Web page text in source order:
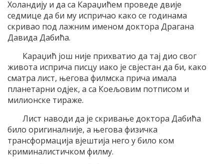
Холандију и да са Караџићем проведе двије
седмице да би му испричао како се годинама
скривао под лажним именом доктора Драгана
Давида Дабића.
Караџић још није прихватио да тај дио свог
живота исприча писцу иако је свјестан да би, како
сматра лист, његова филмска прича имала
планетарни одјек, а са Коељовим потписом и
милионске тираже.
Лист наводи да је скривање доктора Дабића
било оригиналније, а његова физичка
трансформација вјештија него у било ком
криминалистичком филму.